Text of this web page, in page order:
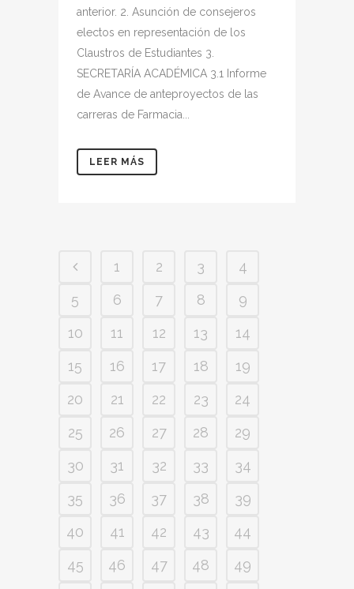
anterior. 2. Asunción de consejeros
electos en representación de los
Claustros de Estudiantes 3.
SECRETARÍA ACADÉMICA 3.1 Informe
de Avance de anteproyectos de las
carreras de Farmacia...
LEER MÁS
1 2 3
4
5
6 7 8
9
10
11 12 13
14
15
16 17 18
19
20
21 22 23
24
25
26 27 28
29
30
31 32 33
34
35
36 37 38
39
40
41 42 43
44
45
46 47 48
49